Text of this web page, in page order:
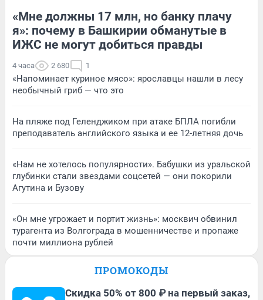
«Мне должны 17 млн, но банку плачу
я»: почему в Башкирии обманутые в
ИЖС не могут добиться правды
4 часа 2 680 1
«Напоминает куриное мясо»: ярославцы нашли в лесу
необычный гриб — что это
На пляже под Геленджиком при атаке БПЛА погибли
преподаватель английского языка и ее 12-летняя дочь
«Нам не хотелось популярности». Бабушки из уральской
глубинки стали звездами соцсетей — они покорили
Агутина и Бузову
«Он мне угрожает и портит жизнь»: москвич обвинил
турагента из Волгограда в мошенничестве и пропаже
почти миллиона рублей
ПРОМОКОДЫ
Скидка 50% от 800 ₽ на первый заказ,